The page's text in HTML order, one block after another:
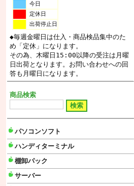
今日
定休日
出荷停止日
◆毎週金曜日は仕入・商品検品集中のた
め「定休」になります。
その為、木曜日15:00以降の受注は月曜
日出荷となります。お問い合わせへの回
答も月曜日になります。
商品検索
パソコンソフト
ハンディターミナル
棚卸パック
サーバー